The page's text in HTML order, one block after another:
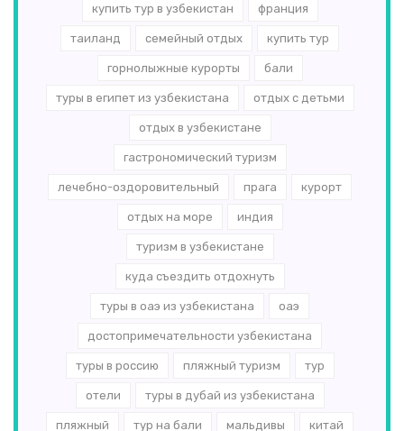
купить тур в узбекистан франция
таиланд семейный отдых купить тур
горнолыжные курорты бали
туры в египет из узбекистана отдых с детьми
отдых в узбекистане
гастрономический туризм
лечебно-оздоровительный прага курорт
отдых на море индия
туризм в узбекистане
куда съездить отдохнуть
туры в оаэ из узбекистана оаэ
достопримечательности узбекистана
туры в россию пляжный туризм тур
отели туры в дубай из узбекистана
пляжный тур на бали мальдивы китай